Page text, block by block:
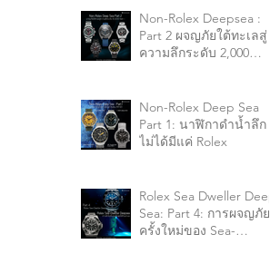
Non-Rolex Deepsea :
Part 2 ผจญภัยใต้ทะเลสู่
ความลึกระดับ 2,000
Non-Rolex Deep Sea
Part 1: นาฬิกาดำน้ำลึก
ไม่ได้มีแค่ Rolex
Rolex Sea Dweller Deep
Sea: Part 4: การผจญภัย
ครั้งใหม่ของ Sea-